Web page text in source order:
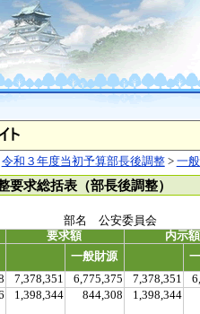
令和３年度当初予算部長後調整> 一
求総括表（部長後調整）
部名 公安委員会
要求額
内示額
一般財源
7,378,351 6,775,375 7,378,351
1,398,344 844,308 1,398,344